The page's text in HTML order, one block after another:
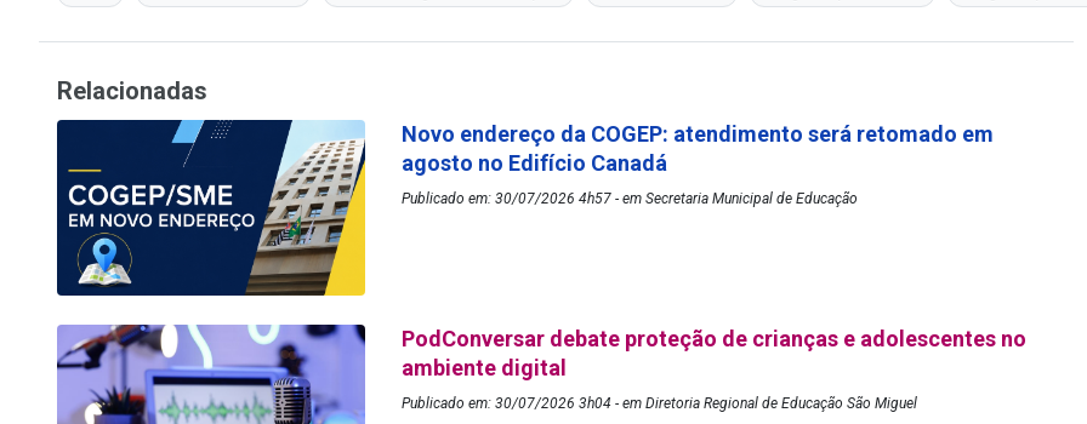
Relacionadas
Novo endereço da COGEP: atendimento será retomado em
agosto no Edifício Canadá
Publicado em: 30/07/2026 4h57 - em Secretaria Municipal de Educação
PodConversar debate proteção de crianças e adolescentes no
ambiente digital
Publicado em: 30/07/2026 3h04 - em Diretoria Regional de Educação São Miguel